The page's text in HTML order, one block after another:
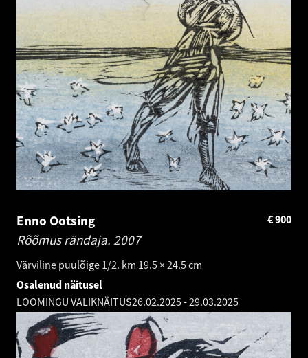
Enno Ootsing
Rõõmus rändaja. 2007
Värviline puulõige 1/2. km 19.5 × 24.5 cm
900
€
Osalenud näitusel
LOOMINGU VALIKNÄITUS26.02.2025-29.03.2025